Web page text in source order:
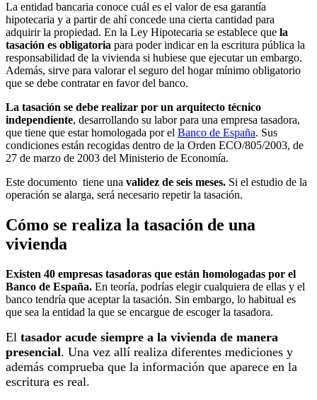
La entidad bancaria conoce cuál es el valor de esa garantía
hipotecaria y a partir de ahí concede una cierta cantidad para
adquirir la propiedad. En la Ley Hipotecaria se establece que la
tasación es obligatoria para poder indicar en la escritura pública la
responsabilidad de la vivienda si hubiese que ejecutar un embargo.
Además, sirve para valorar el seguro del hogar mínimo obligatorio
que se debe contratar en favor del banco.
La tasación se debe realizar por un arquitecto técnico
independiente, desarrollando su labor para una empresa tasadora,
que tiene que estar homologada por el Banco de España. Sus
condiciones están recogidas dentro de la Orden ECO/805/2003, de
27 de marzo de 2003 del Ministerio de Economía.
Este documento tiene una validez de seis meses. Si el estudio de la
operación se alarga, será necesario repetir la tasación.
Cómo se realiza la tasación de una
vivienda
Existen 40 empresas tasadoras que están homologadas por el
Banco de España. En teoría, podrías elegir cualquiera de ellas y el
banco tendría que aceptar la tasación. Sin embargo, lo habitual es
que sea la entidad la que se encargue de escoger la tasadora.
El tasador acude siempre a la vivienda de manera
presencial. Una vez allí realiza diferentes mediciones y
además comprueba que la información que aparece en la
escritura es real.